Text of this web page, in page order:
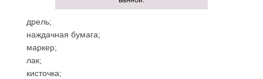
дрель;
наждачная бумага;
маркер;
лак;
кисточка;